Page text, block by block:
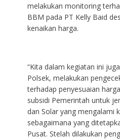
melakukan monitoring
BBM pada PT Kelly Baid
kenaikan harga.
“Kita dalam kegiatan ini
Polsek, melakukan
terhadap penyesuaian
subsidi Pemerintah untuk
dan Solar yang mengalami
sebagaimana yang
Pusat. Stelah dilakukan